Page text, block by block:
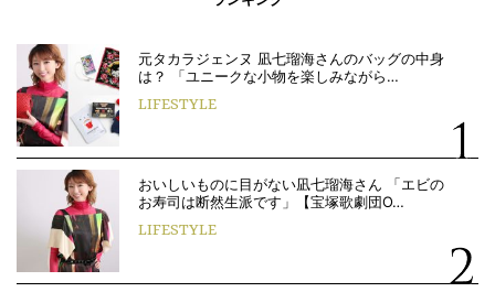
元タカラジェンヌ 凪七瑠海さんのバッグの中身
は？ 「ユニークな小物を楽しみながら…
LIFESTYLE
おいしいものに目がない凪七瑠海さん 「エビの
お寿司は断然生派です」【宝塚歌劇団O…
LIFESTYLE